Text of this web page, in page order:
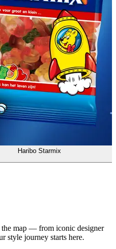
Haribo Starmix
map — from iconic designer
style journey starts here.